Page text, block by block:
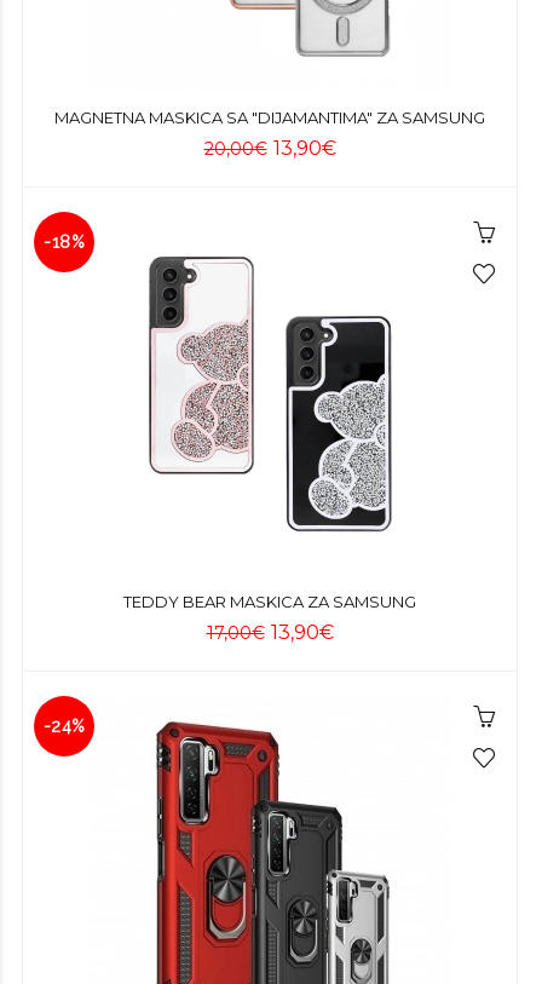
MAGNETNA MASKICA SA "DIJAMANTIMA" ZA SAMSUNG
20,00€ 13,90€
-18%
TEDDY BEAR MASKICA ZA SAMSUNG
17,00€ 13,90€
-24%